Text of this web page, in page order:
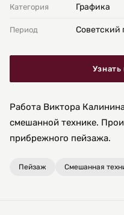
Категория Графика
Период Советский
Работа Виктора
смешанной технике.
прибрежного пейзажа.
Пейзаж Смешанная